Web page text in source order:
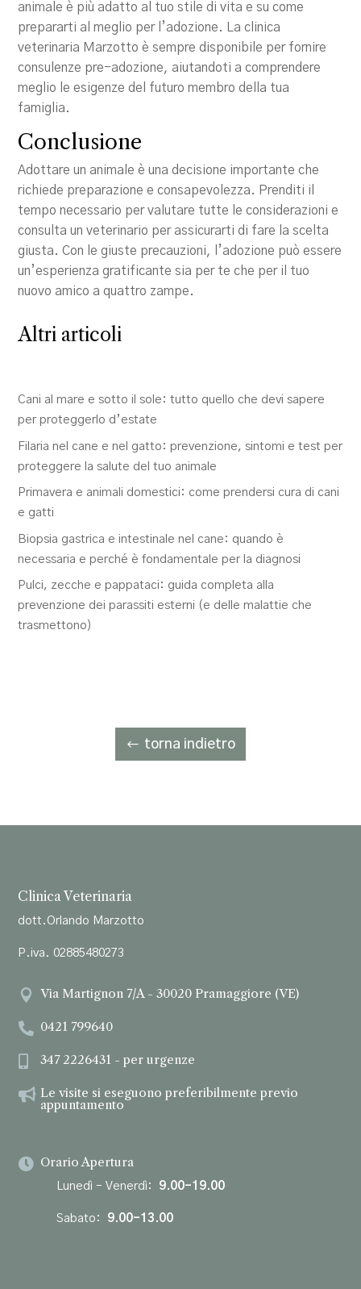
animale è più adatto al tuo stile di vita e su come
prepararti al meglio per l’adozione. La clinica
veterinaria Marzotto è sempre disponibile per fornire
consulenze pre-adozione, aiutandoti a comprendere
meglio le esigenze del futuro membro della tua
famiglia.
Conclusione
Adottare un animale è una decisione importante che
richiede preparazione e consapevolezza. Prenditi il
tempo necessario per valutare tutte le considerazioni e
consulta un veterinario per assicurarti di fare la scelta
giusta. Con le giuste precauzioni, l’adozione può essere
un’esperienza gratificante sia per te che per il tuo
nuovo amico a quattro zampe.
Altri articoli
Cani al mare e sotto il sole: tutto quello che devi sapere
per proteggerlo d’estate
Filaria nel cane e nel gatto: prevenzione, sintomi e test per
proteggere la salute del tuo animale
Primavera e animali domestici: come prendersi cura di cani
e gatti
Biopsia gastrica e intestinale nel cane: quando è
necessaria e perché è fondamentale per la diagnosi
Pulci, zecche e pappataci: guida completa alla
prevenzione dei parassiti esterni (e delle malattie che
trasmettono)
torna indietro
Clinica Veterinaria
dott.Orlando Marzotto
P.iva. 02885480273
 Via Martignon 7/A - 30020 Pramaggiore (VE)
 0421 799640
347 2226431 - per urgenze
 Le visite si eseguono preferibilmente previo
appuntamento
 Orario Apertura
Lunedì – Venerdì: 9.00-19.00
Sabato: 9.00-13.00